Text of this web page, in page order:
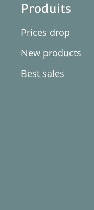
Produits
Prices drop
New products
Best sales